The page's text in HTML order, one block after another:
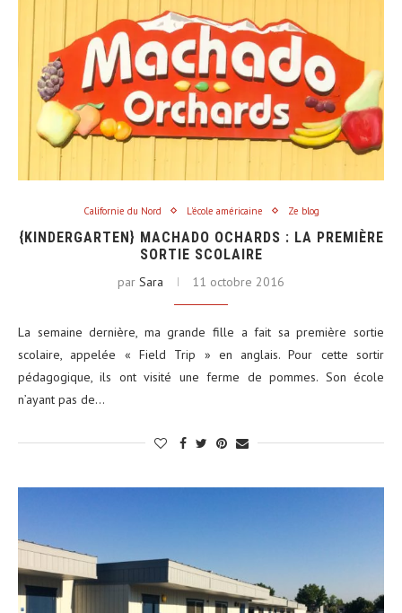
Californie du Nord L'école américaine Ze blog
{KINDERGARTEN} MACHADO OCHARDS : LA PREMIÈRE
SORTIE SCOLAIRE
par Sara 11 octobre 2016
La semaine dernière, ma grande fille a fait sa première sortie
scolaire, appelée « Field Trip » en anglais. Pour cette sortir
pédagogique, ils ont visité une ferme de pommes. Son école
n’ayant pas de…